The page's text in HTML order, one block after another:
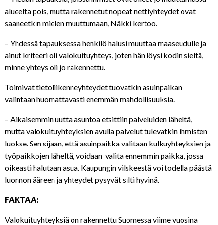
alueelta pois, mutta rakennetut nopeat nettiyhteydet ovat
saaneetkin mielen muuttumaan, Näkki kertoo.
– Yhdessä tapauksessa henkilö halusi muuttaa maaseudulle ja
ainut kriteeri oli valokuituyhteys, joten hän löysi kodin sieltä,
minne yhteys oli jo rakennettu.
Toimivat tietoliikenneyhteydet tuovatkin asuinpaikan
valintaan huomattavasti enemmän mahdollisuuksia.
– Aikaisemmin uutta asuntoa etsittiin palveluiden läheltä,
mutta valokuituyhteyksien avulla palvelut tulevatkin ihmisten
luokse. Sen sijaan, että asuinpaikka valitaan kulkuyhteyksien ja
työpaikkojen läheltä, voidaan valita ennemmin paikka, jossa
oikeasti halutaan asua. Kaupungin vilskeestä voi todella päästä
luonnon ääreen ja yhteydet pysyvät silti hyvinä.
FAKTAA:
Valokuituyhteyksiä on rakennettu Suomessa viime vuosina